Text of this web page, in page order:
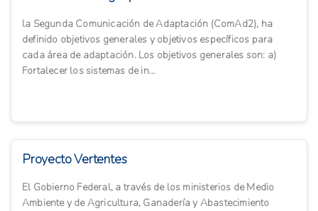
la Segunda Comunicación de Adaptación (ComAd2), ha
definido objetivos generales y objetivos específicos para
cada área de adaptación. Los objetivos generales son: a)
Fortalecer los sistemas de in...
Proyecto Vertentes
El Gobierno Federal, a través de los ministerios de Medio
Ambiente y de Agricultura, Ganadería y Abastecimiento